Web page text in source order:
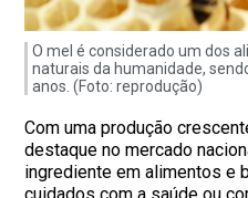
O mel é considerado um dos
naturais da humanidade,
anos. (Foto: reprodução)
Com uma produção
destaque no mercado
ingrediente em alimentos e